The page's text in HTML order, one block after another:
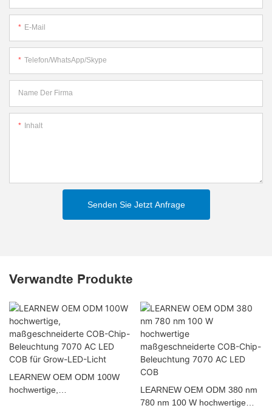
E-Mail
Telefon/WhatsApp/Skype
Name Der Firma
Inhalt
Senden Sie Jetzt Anfrage
Verwandte Produkte
LEARNEW OEM ODM 100W
hochwertige,
LEARNEW OEM ODM 380 nm
780 nm 100 W hochwertige